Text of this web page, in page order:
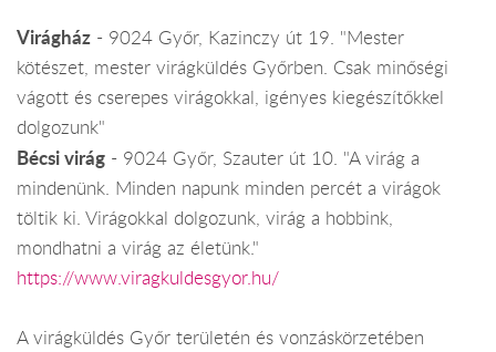
Virágház - 9024 Győr, Kazinczy út 19. "Mester
kötészet, mester virágküldés Győrben. Csak minőségi
vágott és cserepes virágokkal, igényes kiegészítőkkel
dolgozunk"
Bécsi virág - 9024 Győr, Szauter út 10. "A virág a
mindenünk. Minden napunk minden percét a virágok
töltik ki. Virágokkal dolgozunk, virág a hobbink,
mondhatni a virág az életünk."
https://www.viragkuldesgyor.hu/
A virágküldés Győr területén és vonzáskörzetében